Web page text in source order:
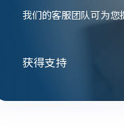
我们的客服团队可为您
获得支持